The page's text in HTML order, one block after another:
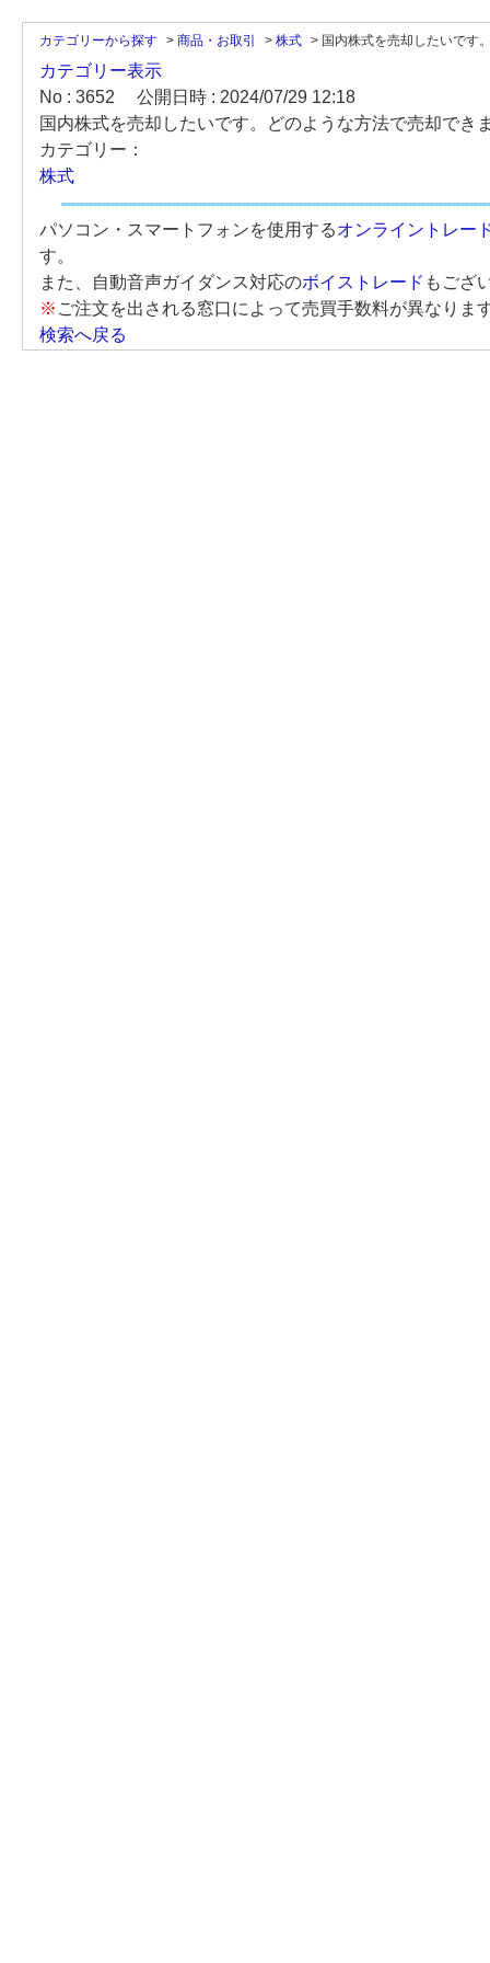
カテゴリーから探す > 商品・お取引 > 株式 > 国内株式を売却したいです
カテゴリー表示
No : 3652
公開日時 : 2024/07/29 12:18
国内株式を売却したいです。どのような方法で売却でき
カテゴリー：
株式
パソコン・スマートフォンを使用するオンライントレー
す。
また、自動音声ガイダンス対応のボイストレード もござ
※ ご注文を出される窓口によって売買手数料が異なりま
検索へ戻る